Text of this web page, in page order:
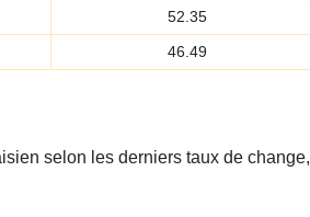
52.35
46.49
selon les derniers taux de change,